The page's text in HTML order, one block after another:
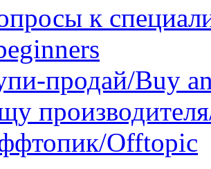
к
продай/Buy
Offtopic